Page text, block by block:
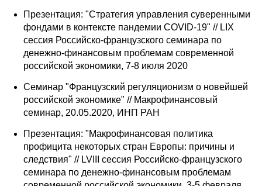
Презентация: "Стратегия управления суверенными
фондами в контексте пандемии COVID-19" // LIX
сессия Российско-французского семинара по
денежно-финансовым проблемам современной
российской экономики, 7-8 июля 2020
Семинар "Французский регуляционизм о новейшей
российской экономике" // Макрофинансовый
семинар, 20.05.2020, ИНП РАН
Презентация: "Макрофинансовая политика
профицита некоторых стран Европы: причины и
следствия" // LVIII сессия Российско-французского
семинара по денежно-финансовым проблемам